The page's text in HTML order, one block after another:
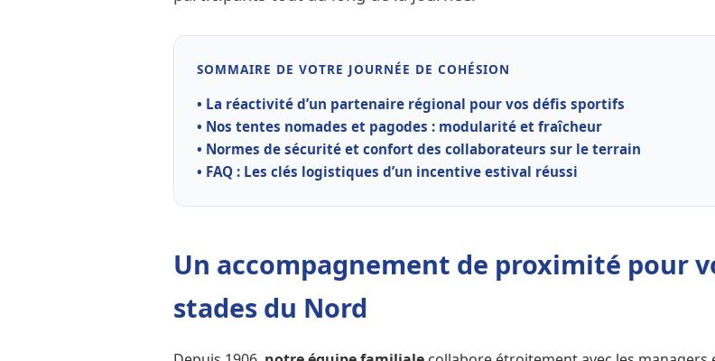
SOMMAIRE DE VOTRE JOURNÉE DE COHÉSION
• La réactivité d’un partenaire régional pour vos défis sportifs
• Nos tentes nomades et pagodes : modularité et fraîcheur
• Normes de sécurité et confort des collaborateurs sur le terrain
• FAQ : Les clés logistiques d’un incentive estival réussi
Un accompagnement de proximité pour
stades du Nord